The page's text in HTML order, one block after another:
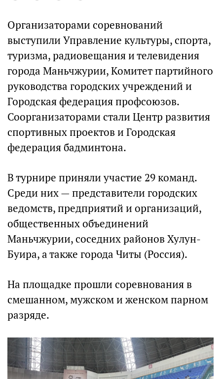
Организаторами соревнований
выступили Управление культуры, спорта,
туризма, радиовещания и телевидения
города Маньчжурии, Комитет партийного
руководства городских учреждений и
Городская федерация профсоюзов.
Соорганизаторами стали Центр развития
спортивных проектов и Городская
федерация бадминтона.
В турнире приняли участие 29 команд.
Среди них — представители городских
ведомств, предприятий и организаций,
общественных объединений
Маньчжурии, соседних районов Хулун-
Буира, а также города Читы (Россия).
На площадке прошли соревнования в
смешанном, мужском и женском парном
разряде.